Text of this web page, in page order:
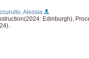
Alessia
Edinburgh),